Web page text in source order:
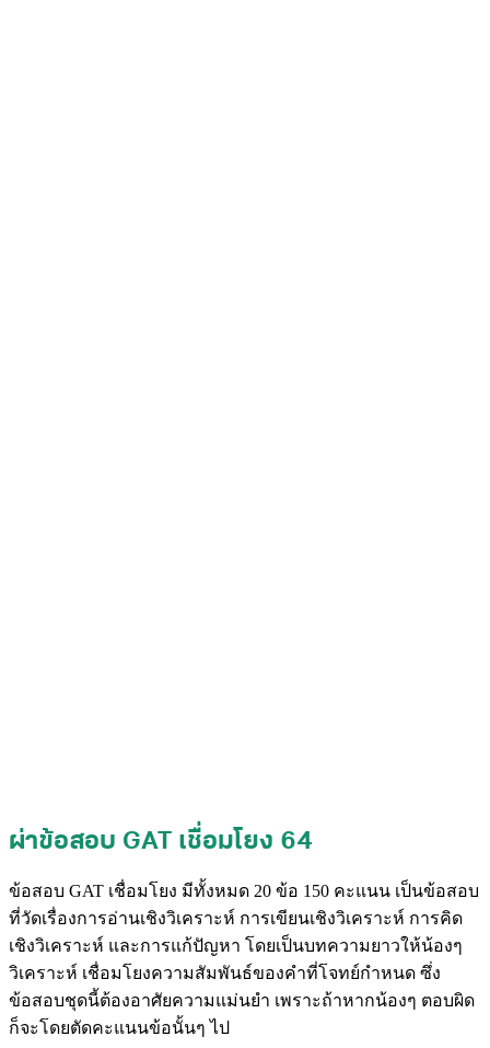
ผ่าข้อสอบ GAT เชื่อมโยง 64
ข้อสอบ GAT เชื่อมโยง มีทั้งหมด 20 ข้อ 150 คะแนน เป็นข้อสอบ
ที่วัดเรื่องการอ่านเชิงวิเคราะห์ การเขียนเชิงวิเคราะห์ การคิด
เชิงวิเคราะห์ และการแก้ปัญหา โดยเป็นบทความยาวให้น้องๆ
วิเคราะห์ เชื่อมโยงความสัมพันธ์ของคำที่โจทย์กำหนด ซึ่ง
ข้อสอบชุดนี้ต้องอาศัยความแม่นยำ เพราะถ้าหากน้องๆ ตอบผิด
ก็จะโดยตัดคะแนนข้อนั้นๆ ไป